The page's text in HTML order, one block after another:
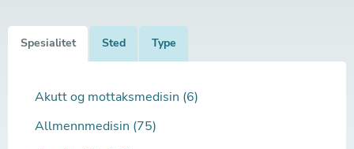
Spesialitet Sted Type
Akutt og mottaksmedisin (6)
Allmennmedisin (75)